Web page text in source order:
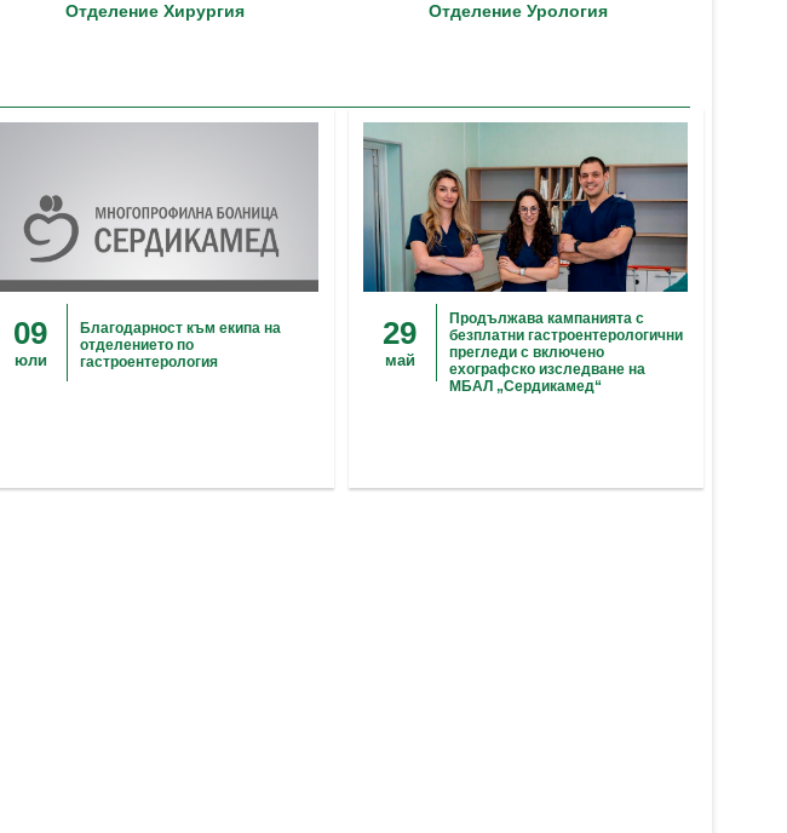
Отделение Хирургия Отделение Урология
09
юли
Благодарност към екипа на
отделението по
гастроентерология
29
май
Продължава кампанията с
безплатни гастроентерологични
прегледи с включено
ехографско изследване на
МБАЛ „Сердикамед“